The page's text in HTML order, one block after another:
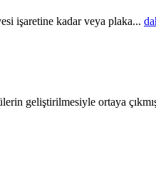
işaretine kadar veya plaka...
geliştirilmesiyle ortaya